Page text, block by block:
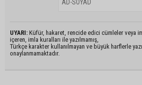
UYARI: Küfür, hakaret, rencide edici cümleler veya
içeren, imla kuralları ile yazılmamış,
Türkçe karakter kullanılmayan ve büyük harflerle
onaylanmamaktadır.